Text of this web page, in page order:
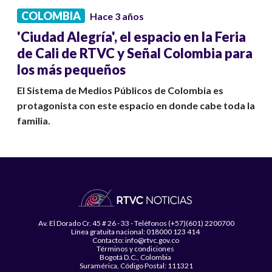
COLOMBIA Hace 3 años
'Ciudad Alegría', el espacio en la Feria
de Cali de RTVC y Señal Colombia para
los más pequeños
El Sistema de Medios Públicos de Colombia es
protagonista con este espacio en donde cabe toda la
familia.
Av. El Dorado Cr. 45 # 26 - 33 - Teléfonos (+57)(601) 2200700
Línea gratuita nacional: 018000 123 414
Contacto: info@rtvc.gov.co
Términos y condiciones
Bogotá D.C., Colombia
Suramérica, Código Postal: 111321